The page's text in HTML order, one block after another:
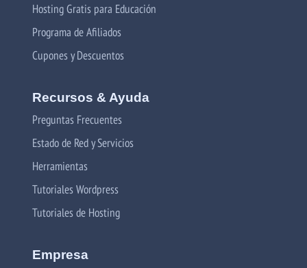
Hosting Gratis para Educación
Programa de Afiliados
Cupones y Descuentos
Recursos & Ayuda
Preguntas Frecuentes
Estado de Red y Servicios
Herramientas
Tutoriales Wordpress
Tutoriales de Hosting
Empresa